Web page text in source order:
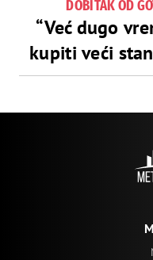
DOBITAK OD
“Već dugo
kupiti veći